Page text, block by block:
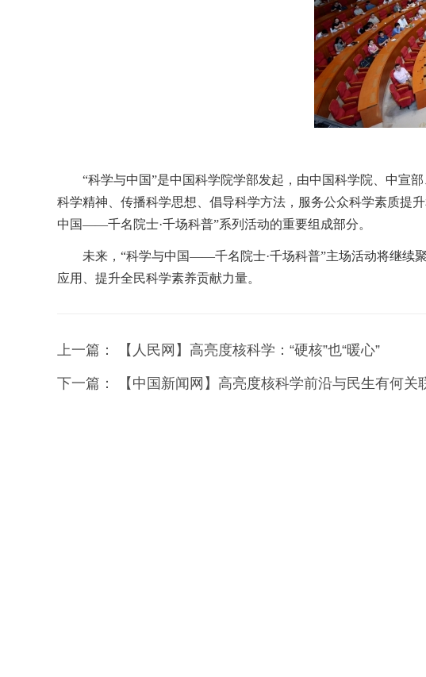
“科学与中国”是中国科学院学部发起，由中国科学院、中宣
科学精神、传播科学思想、倡导科学方法，服务公众科学素质提
中国——千名院士·千场科普”系列活动的重要组成部分。
未来，“科学与中国——千名院士·千场科普”主场活动将继续
应用、提升全民科学素养贡献力量。
上一篇： 【人民网】高亮度核科学：“硬核”也“暖心”
下一篇： 【中国新闻网】高亮度核科学前沿与民生有何